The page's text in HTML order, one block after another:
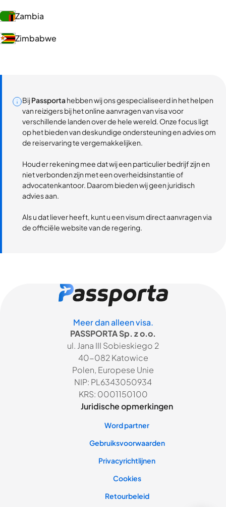
Zambia
Zimbabwe
BijPassportahebben wij ons gespecialiseerd in het helpen
van reizigers bij het online aanvragen van visa voor
verschillende landen over de hele wereld. Onze focus ligt
op het bieden van deskundige ondersteuning en advies om
de reiservaring te vergemakkelijken.
Houd er rekening mee dat wij een particulier bedrijf zijn en
niet verbonden zijn met een overheidsinstantie of
advocatenkantoor. Daarom bieden wij geen juridisch
advies aan.
Als u dat liever heeft, kunt u een visum direct aanvragen via
de officiële website van de regering.
Meer dan alleen visa.
PASSPORTA Sp. z o.o.
ul. Jana III Sobieskiego 2
40-082 Katowice
Polen, Europese Unie
NIP: PL6343050934
KRS: 0001150100
Juridische opmerkingen
Word partner
Gebruiksvoorwaarden
Privacyrichtlijnen
Cookies
Retourbeleid